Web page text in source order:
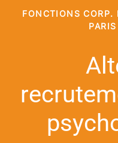
FONCTIONS CORP.
PARIS